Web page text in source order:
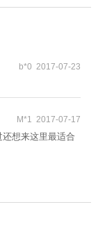
b*0 2017-07-23
M*1 2017-07-17
想来这里最适合